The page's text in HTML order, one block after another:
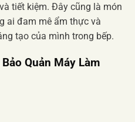
tiết kiệm. Đây cũng là món
ai đam mê ẩm thực và
tạo của mình trong bếp.
Quản Máy Làm